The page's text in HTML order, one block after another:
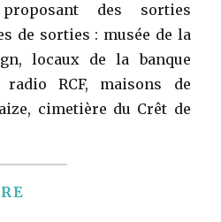
des sorties
de sorties : musée de la
locaux de la banque
RCF, maisons de
cimetière du Crêt de